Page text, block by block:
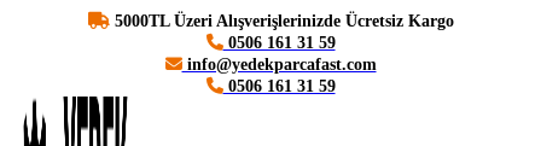
5000TL Üzeri Alışverişlerinizde Ücretsiz Kargo
0506 161 31 59
info@yedekparcafast.com
0506 161 31 59